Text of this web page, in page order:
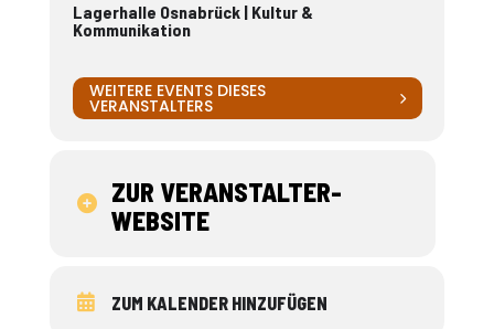
Lagerhalle Osnabrück | Kultur &
Kommunikation
WEITERE EVENTS DIESES
VERANSTALTERS
ZUR VERANSTALTER-
WEBSITE
ZUM KALENDER HINZUFÜGEN